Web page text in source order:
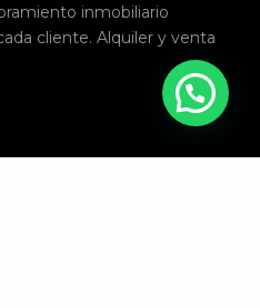
inmobiliario
cliente. Alquiler y venta